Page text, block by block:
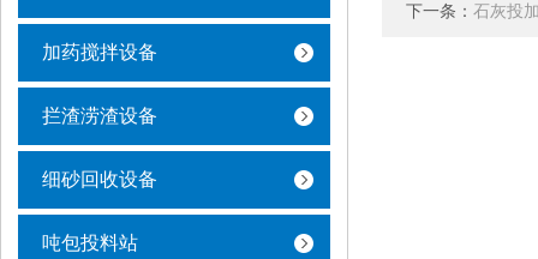
加药搅拌设备
拦渣涝渣设备
细砂回收设备
吨包投料站
下一条： 石灰投